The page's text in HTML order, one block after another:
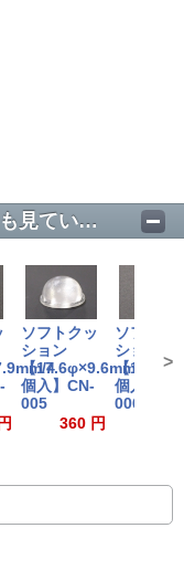
この商品を見た人は、こんな商品も見ています。
4
ソフトクッ
ション
【17.6φ×9.6mm/4
個入】CN-
005
360 円
ソフトク
ション
【
個入】
006
>